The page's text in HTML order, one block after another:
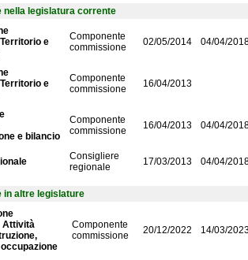
NELL'AMBITO DEGLI INTERVENTI A
nella legislatura corrente
e
Componente
commissione
02/05/2014 04/04/
e
Componente
commissione
16/04/2013
e bilancio
Componente
commissione
16/04/2013 04/04/
Consigliere
regionale
17/03/2013 04/04/
in altre legislature
Attività
Componente
commissione
20/12/2022 14/03/